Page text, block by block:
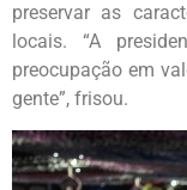
preservar as
locais. “A
preocupação em
gente”, frisou.